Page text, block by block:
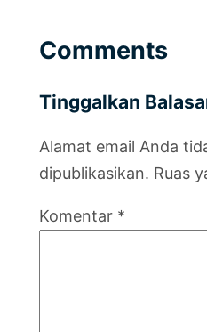
Comments
Tinggalkan
Alamat email Anda
dipublikasikan. Ruas
Komentar *